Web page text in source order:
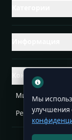
Контакты
Михаленко
Республика
Мы
улучшения